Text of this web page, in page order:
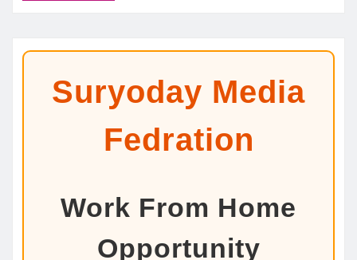
Suryoday Media
Fedration
Work From Home
Opportunity